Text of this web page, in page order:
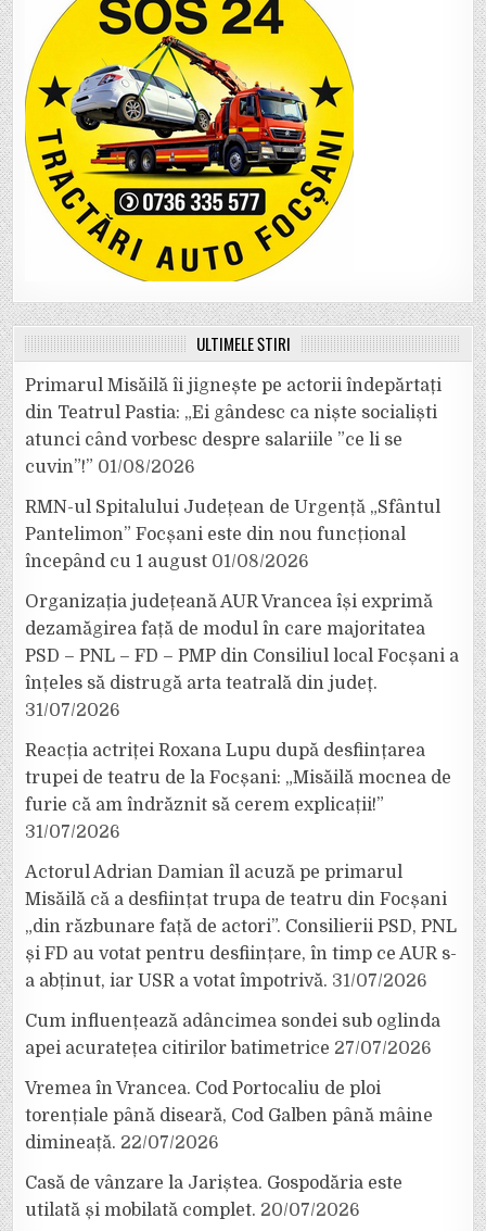
ULTIMELE ȘTIRI
Primarul Misăilă îi jignește pe actorii îndepărtați
din Teatrul Pastia: „Ei gândesc ca niște socialiști
atunci când vorbesc despre salariile ”ce li se
cuvin”!” 01/08/2026
RMN-ul Spitalului Județean de Urgență „Sfântul
Pantelimon” Focșani este din nou funcțional
începând cu 1 august 01/08/2026
Organizația județeană AUR Vrancea își exprimă
dezamăgirea față de modul în care majoritatea
PSD – PNL – FD – PMP din Consiliul local Focșani a
înțeles să distrugă arta teatrală din județ.
31/07/2026
Reacția actriței Roxana Lupu după desființarea
trupei de teatru de la Focșani: „Misăilă mocnea de
furie că am îndrăznit să cerem explicații!”
31/07/2026
Actorul Adrian Damian îl acuză pe primarul
Misăilă că a desființat trupa de teatru din Focșani
„din răzbunare față de actori”. Consilierii PSD, PNL
și FD au votat pentru desființare, în timp ce AUR s-
a abținut, iar USR a votat împotrivă. 31/07/2026
Cum influențează adâncimea sondei sub oglinda
apei acuratețea citirilor batimetrice 27/07/2026
Vremea în Vrancea. Cod Portocaliu de ploi
torențiale până diseară, Cod Galben până mâine
dimineață. 22/07/2026
Casă de vânzare la Jariștea. Gospodăria este
utilată și mobilată complet. 20/07/2026